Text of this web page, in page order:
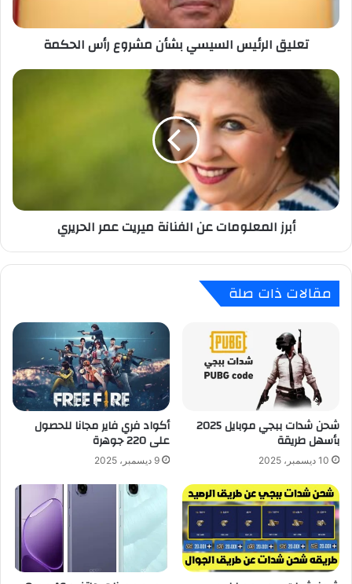
تعليق الرئيس السيسي بشأن مشروع رأس الحكمة
أبرز
المعلومات
عن
الفنانة
الحريري
أبرز المعلومات عن الفنانة ميريت عمر الحريري
مقالات ذات صلة
شحن شدات ببجي موبايل 2025
بأسهل طريقة
10 ديسمبر، 2025
أكواد فري فاير مجانا للحصول
على 220 جوهرة
9 ديسمبر، 2025